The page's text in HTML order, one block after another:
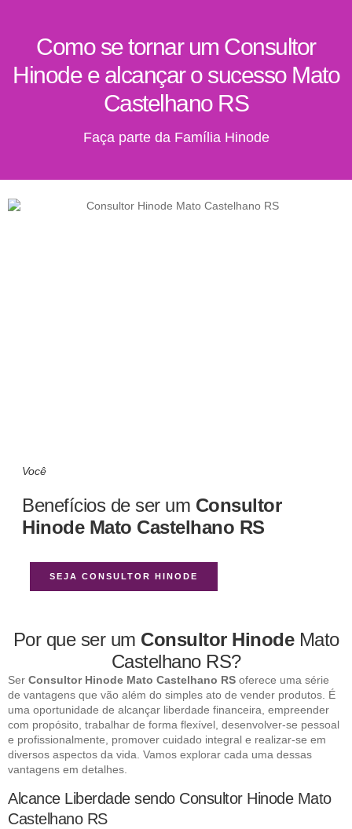
Como se tornar um Consultor
Hinode e alcançar o sucesso Mato
Castelhano RS
Faça parte da Família Hinode
Você
Benefícios de ser um Consultor
Hinode Mato Castelhano RS
SEJA CONSULTOR HINODE
Por que ser um Consultor HinodeMato
Castelhano RS?
Ser Consultor Hinode Mato Castelhano RS oferece uma série
de vantagens que vão além do simples ato de vender produtos. É
uma oportunidade de alcançar liberdade financeira, empreender
com propósito, trabalhar de forma flexível, desenvolver-se pessoal
e profissionalmente, promover cuidado integral e realizar-se em
diversos aspectos da vida. Vamos explorar cada uma dessas
vantagens em detalhes.
Alcance Liberdade sendo Consultor Hinode Mato
Castelhano RS